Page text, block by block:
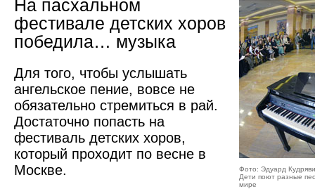
Фото: Эдуард
Дети поют разные
мире
На пасхальном
фестивале детских хоров
победила… музыка
Для того, чтобы услышать
ангельское пение, вовсе не
обязательно стремиться в рай.
Достаточно попасть на
фестиваль детских хоров,
который проходит по весне в
Москве.